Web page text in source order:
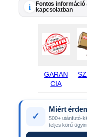
i
Fontos információ
kapcsolatban
GARAN
CIA
✓
Miért
500+ utánfutó-
teljes körű